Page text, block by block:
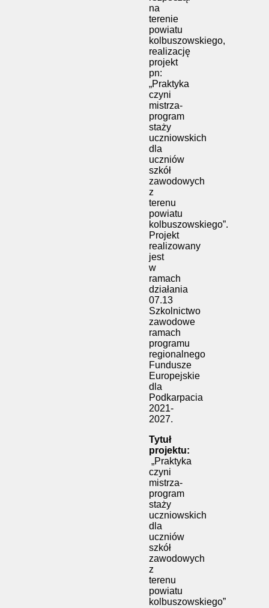
na
terenie
powiatu
kolbuszowskiego,
realizację
projekt
pn:
„Praktyka
czyni
mistrza-
program
staży
uczniowskich
dla
uczniów
szkół
zawodowych
z
terenu
powiatu
kolbuszowskiego”.
Projekt
realizowany
jest
w
ramach
działania
07.13
Szkolnictwo
zawodowe
ramach
programu
regionalnego
Fundusze
Europejskie
dla
Podkarpacia
2021-
2027.
Tytuł
projektu:
„Praktyka
czyni
mistrza-
program
staży
uczniowskich
dla
uczniów
szkół
zawodowych
z
terenu
powiatu
kolbuszowskiego”